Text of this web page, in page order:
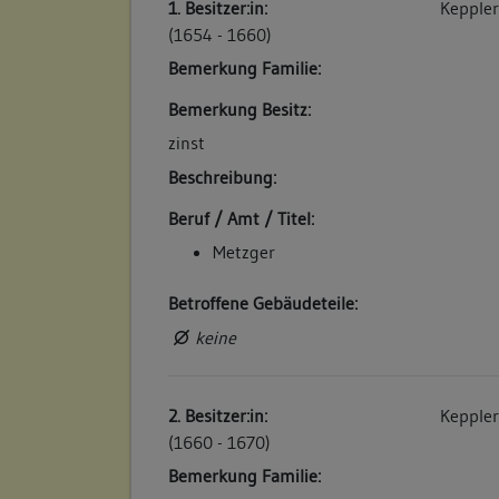
4. Bauphase:
(1831)
Umbau: Wegen baulicher "Verbesserung"
erhöht. Um diese Zeit wird am Haus die
vorbeigeführt: Durchbruch der Hauptstraße
Betroffene Gebäudeteile:
keine
5. Bauphase:
(1878)
Irion errichtet. (a)
Betroffene Gebäudeteile:
keine
1. Besitzer:in:
(1654 - 1660)
Bemerkung Familie:
Bemerkung Besitz:
zinst
Beschreibung:
Beruf / Amt / Titel:
Metzger
Betroffene Gebäudeteile:
keine
2. Besitzer:in:
(1660 - 1670)
Bemerkung Familie: